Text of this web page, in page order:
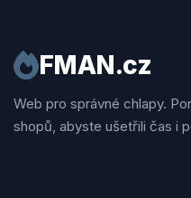
FMAN.cz
Web pro správné chlapy.
shopů, abyste ušetřili čas i